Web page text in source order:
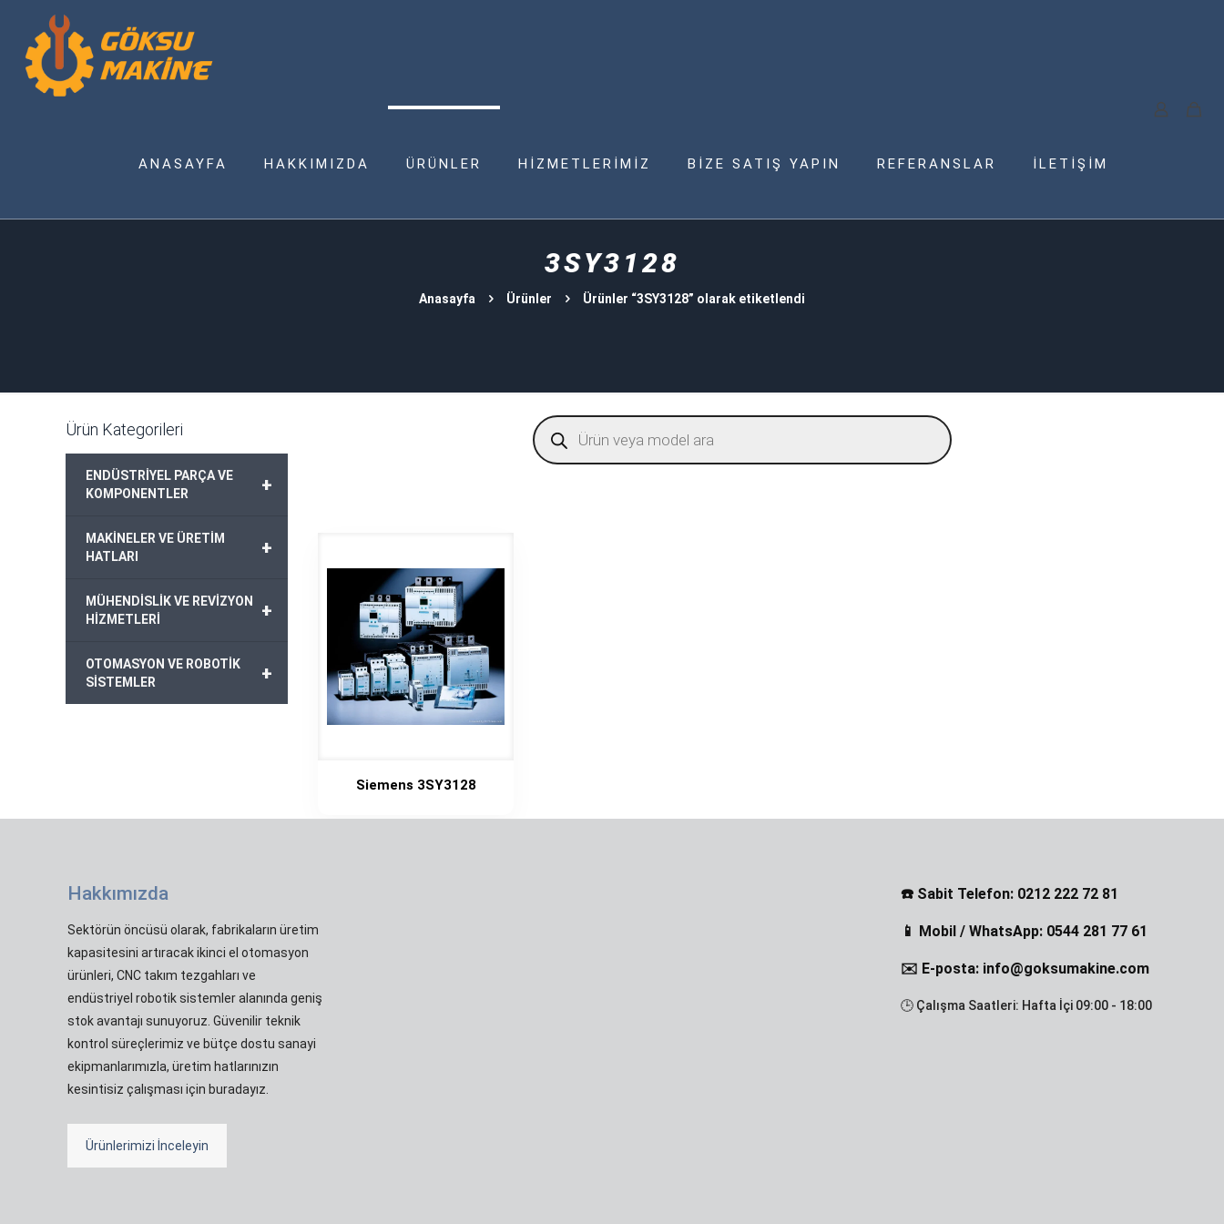
ANASAYFA HAKKIMIZDA ÜRÜNLER HİZMETLERİMİZ BİZE SATIŞ YAPIN REFERANSLAR İLETİŞİM
3SY3128
Anasayfa Ürünler Ürünler “3SY3128” olarak etiketlendi
Products
search
Siemens 3SY3128
Ürün Kategorileri
+
ENDÜSTRİYEL PARÇA VE
KOMPONENTLER
+
MAKİNELER VE ÜRETİM
HATLARI
+
MÜHENDİSLİK VE REVİZYON
HİZMETLERİ
+
OTOMASYON VE ROBOTİK
SİSTEMLER
Hakkımızda
Sektörün öncüsü olarak, fabrikaların üretim
kapasitesini artıracak ikinci el otomasyon
ürünleri, CNC takım tezgahları ve
endüstriyel robotik sistemler alanında geniş
stok avantajı sunuyoruz. Güvenilir teknik
kontrol süreçlerimiz ve bütçe dostu sanayi
ekipmanlarımızla, üretim hatlarınızın
kesintisiz çalışması için buradayız.
Ürünlerimizi İnceleyin
☎️ Sabit Telefon: 0212 222 72 81
📱 Mobil / WhatsApp: 0544 281 77 61
✉️ E-posta: info@goksumakine.com
🕒 Çalışma Saatleri: Hafta İçi 09:00 - 18:00